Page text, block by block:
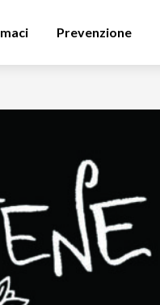
Prevenzione